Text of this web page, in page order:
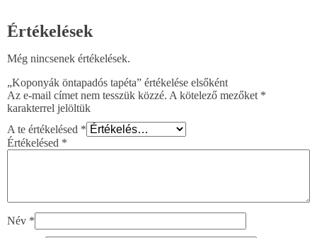
Értékelések
Még nincsenek értékelések.
„Koponyák öntapadós tapéta” értékelése elsőként
Az e-mail címet nem tesszük közzé. A kötelező mezőket *
karakterrel jelöltük
A te értékelésed *
Értékelésed *
Név *